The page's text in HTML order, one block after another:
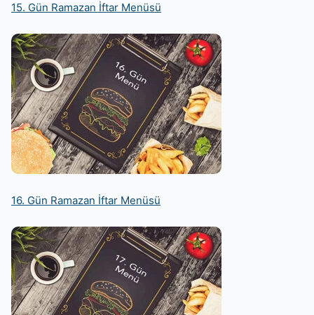
15. Gün Ramazan İftar Menüsü
16. Gün Ramazan İftar Menüsü